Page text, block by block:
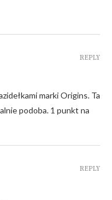
marki Origins. Ta
podoba. 1 punkt na
REPLY
REPLY